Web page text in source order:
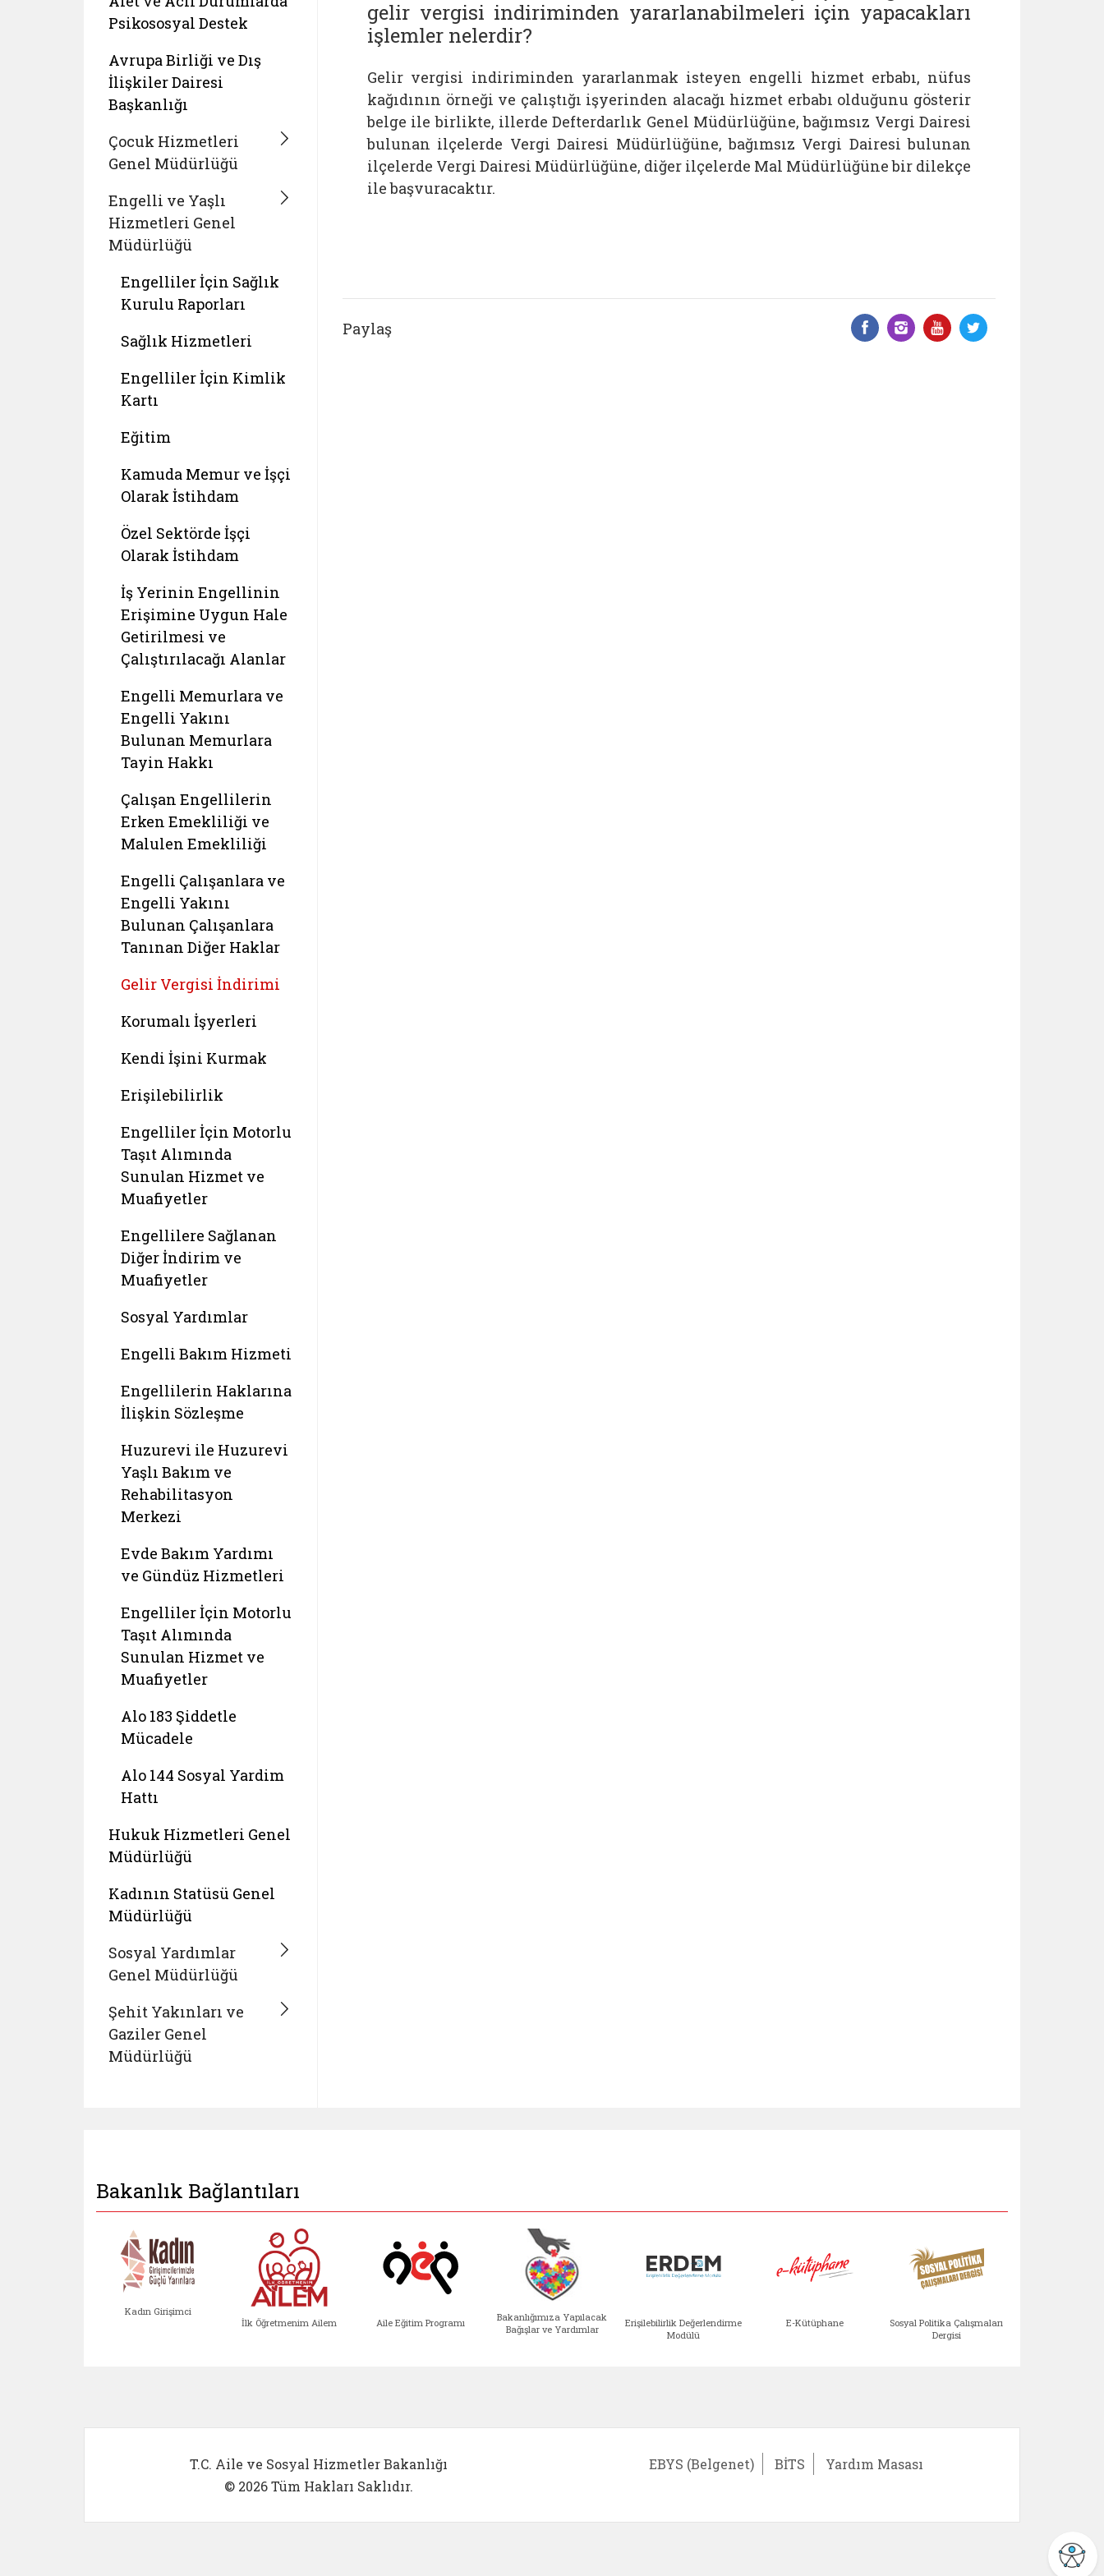
Psikososyal Destek
Avrupa Birliği ve Dış
İlişkiler Dairesi
Başkanlığı
Çocuk Hizmetleri
Genel Müdürlüğü
Engelli ve Yaşlı
Hizmetleri Genel
Müdürlüğü
Engelliler İçin Sağlık
Kurulu Raporları
Sağlık Hizmetleri
Engelliler İçin Kimlik
Kartı
Eğitim
Kamuda Memur ve İşçi
Olarak İstihdam
Özel Sektörde İşçi
Olarak İstihdam
İş Yerinin Engellinin
Erişimine Uygun Hale
Getirilmesi ve
Çalıştırılacağı Alanlar
Engelli Memurlara ve
Engelli Yakını
Bulunan Memurlara
Tayin Hakkı
Çalışan Engellilerin
Erken Emekliliği ve
Malulen Emekliliği
Engelli Çalışanlara ve
Engelli Yakını
Bulunan Çalışanlara
Tanınan Diğer Haklar
Gelir Vergisi İndirimi
Korumalı İşyerleri
Kendi İşini Kurmak
Erişilebilirlik
Engelliler İçin Motorlu
Taşıt Alımında
Sunulan Hizmet ve
Muafiyetler
Engellilere Sağlanan
Diğer İndirim ve
Muafiyetler
Sosyal Yardımlar
Engelli Bakım Hizmeti
Engellilerin Haklarına
İlişkin Sözleşme
Huzurevi ile Huzurevi
Yaşlı Bakım ve
Rehabilitasyon
Merkezi
Evde Bakım Yardımı
ve Gündüz Hizmetleri
Engelliler İçin Motorlu
Taşıt Alımında
Sunulan Hizmet ve
Muafiyetler
Alo 183 Şiddetle
Mücadele
Alo 144 Sosyal Yardim
Hattı
Hukuk Hizmetleri Genel
Müdürlüğü
Kadının Statüsü Genel
Müdürlüğü
Sosyal Yardımlar
Genel Müdürlüğü
Şehit Yakınları ve
Gaziler Genel
Müdürlüğü
gelir vergisi indiriminden yararlanabilmeleri için yapacakları
işlemler nelerdir?
Gelir vergisi indiriminden yararlanmak isteyen engelli hizmet erbabı, nüfus
kağıdının örneği ve çalıştığı işyerinden alacağı hizmet erbabı olduğunu gösterir
belge ile birlikte, illerde Defterdarlık Genel Müdürlüğüne, bağımsız Vergi Dairesi
bulunan ilçelerde Vergi Dairesi Müdürlüğüne, bağımsız Vergi Dairesi bulunan
ilçelerde Vergi Dairesi Müdürlüğüne, diğer ilçelerde Mal Müdürlüğüne bir dilekçe
ile başvuracaktır.
Paylaş Facebook üzerinde paylaş
Instagram'da paylaş
YouTube
Twitter
Bakanlık Bağlantıları
Kadın Girişimci
İlk Öğretmenim Ailem Aile Eğitim Programı
Bakanlığımıza Yapılacak
Bağışlar ve Yardımlar
Erişilebilirlik Değerlendirme
Modülü
E-Kütüphane
Sosyal Politika Çalışmaları
Dergisi
T.C. Aile ve Sosyal Hizmetler Bakanlığı
© 2026 Tüm Hakları Saklıdır.
EBYS (Belgenet) BİTS Yardım Masası